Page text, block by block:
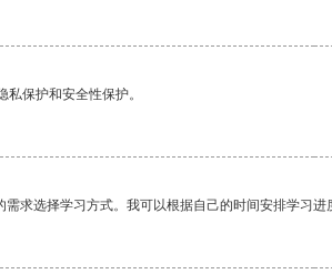
保护和安全性保护。
求选择学习方式。我可以根据自己的时间安排学习进